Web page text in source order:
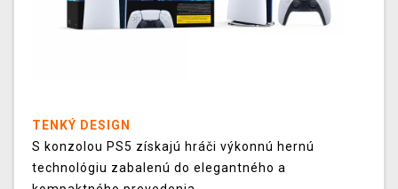
TENKÝ DESIGN
S konzolou PS5 získajú hráči výkonnú hernú
technológiu zabalenú do elegantného a